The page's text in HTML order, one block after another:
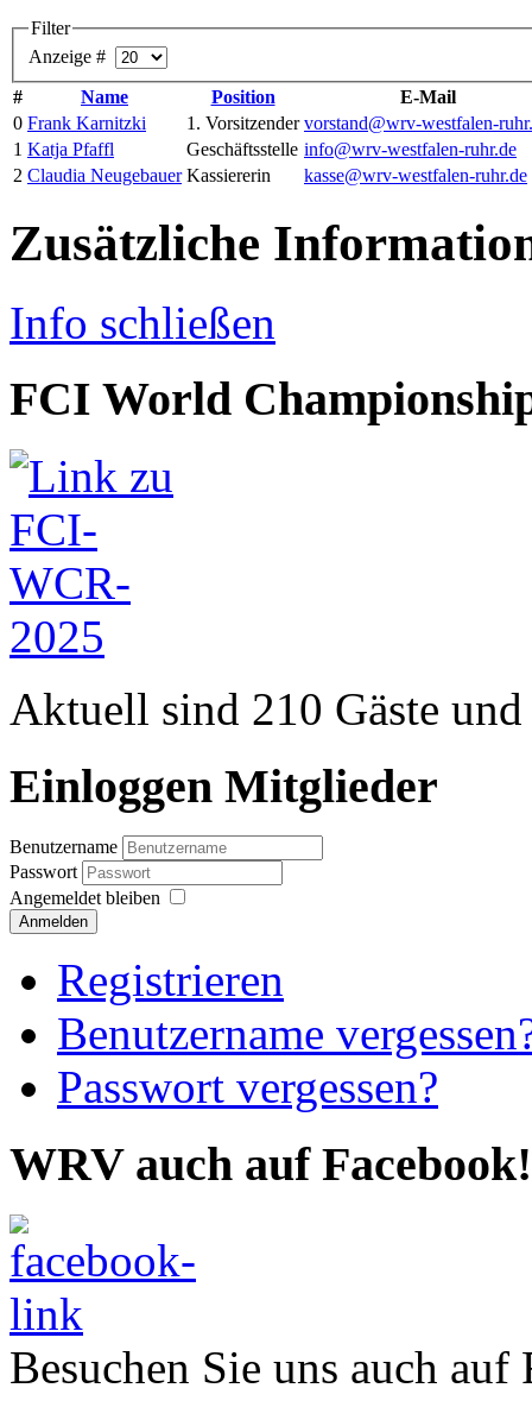
Filter
Anzeige #
#
Name Position
E-Mail
0 Frank Karnitzki 1. Vorsitzender vorstand@wrv-westfalen-
1 Katja Pfaffl Geschäftsstelle info@wrv-westfalen-ruhr.de
2 Claudia Neugebauer Kassiererin kasse@wrv-westfalen-ruhr.de
Zusätzliche
Info schließen
FCI World
Aktuell sind 210 Gäste
Einloggen Mitglieder
Benutzername
Passwort
Angemeldet bleiben
Anmelden
Registrieren
Benutzername
Passwort vergessen?
WRV auch auf Facebook!
Besuchen Sie uns auch auf